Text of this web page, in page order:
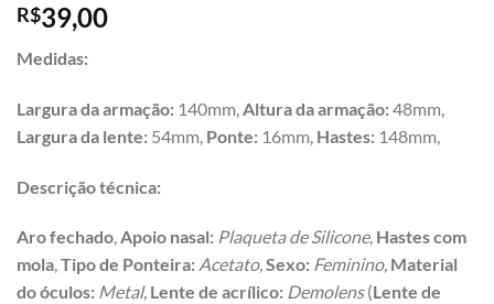
R$39,00
Medidas:
Largura da armação: 140mm,Altura da armação:48mm,
Largura da lente: 54mm, Ponte: 16mm, Hastes: 148mm,
Descrição técnica:
Aro fechado,Apoio nasal: Plaqueta de Silicone, Hastes com
mola,Tipo de Ponteira: Acetato,Sexo: Feminino, Material
do óculos: Metal, Lente de acrílico: Demolens(Lente de